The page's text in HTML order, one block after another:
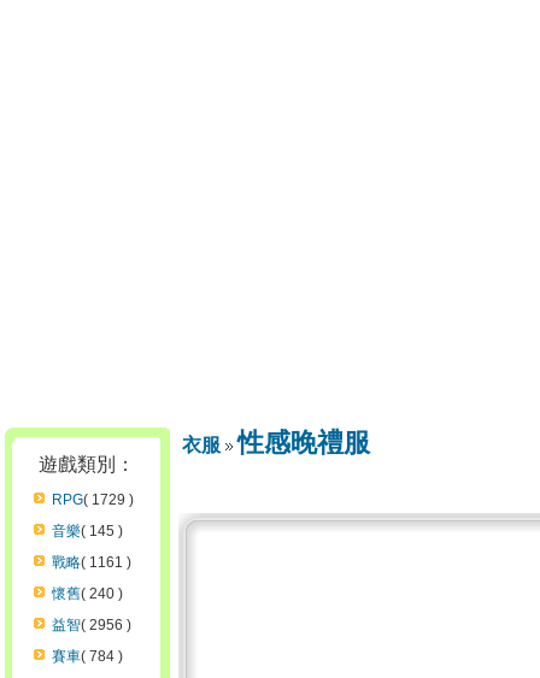
遊戲類別：
RPG( 1729 )
音樂( 145 )
戰略( 1161 )
懷舊( 240 )
益智( 2956 )
賽車( 784 )
衣服 性感晚禮服